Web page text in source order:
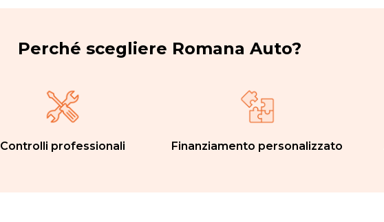
Perché scegliere Romana Auto?
Controlli professionali Finanziamento personalizzato